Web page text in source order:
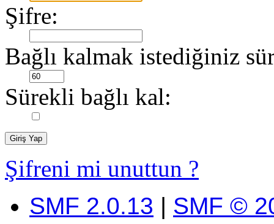
Şifre:
Bağlı kalmak istediğiniz
Sürekli bağlı kal:
Şifreni mi unuttun ?
SMF 2.0.13 | SMF ©